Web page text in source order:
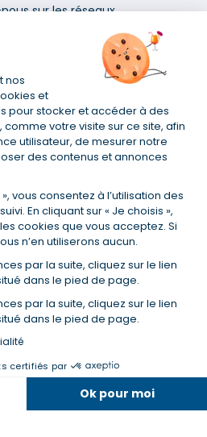
nos
et
pour stocker et accéder à des
votre visite sur ce site, afin
utilisateur, de mesurer notre
des contenus et annonces
vous consentez à l’utilisation des
En cliquant sur « Je choisis »,
cookies que vous acceptez. Si
n’en utiliserons aucun.
par la suite, cliquez sur le lien
dans le pied de page.
par la suite, cliquez sur le lien
dans le pied de page.
certifiés par
Ok pour moi
sur les réseaux
nature que ce soit, ne peut être
d'un ou plusieurs prêts
750,88 €, ayant son siège social au
Cedex. RCS Bobigny 429 814 395.
ou de réassurance (COA) et
(MIA), Courtier en opérations
(COBSP) pour le Crédit Immobilier et
non exclusif en opérations de
(MOBSP) pour le Crédit à la
en opérations de banque
Nancy n°404 681 496, Mandataire
au contrôle de l'Autorité de Contrôle
Insurance Company (police n°